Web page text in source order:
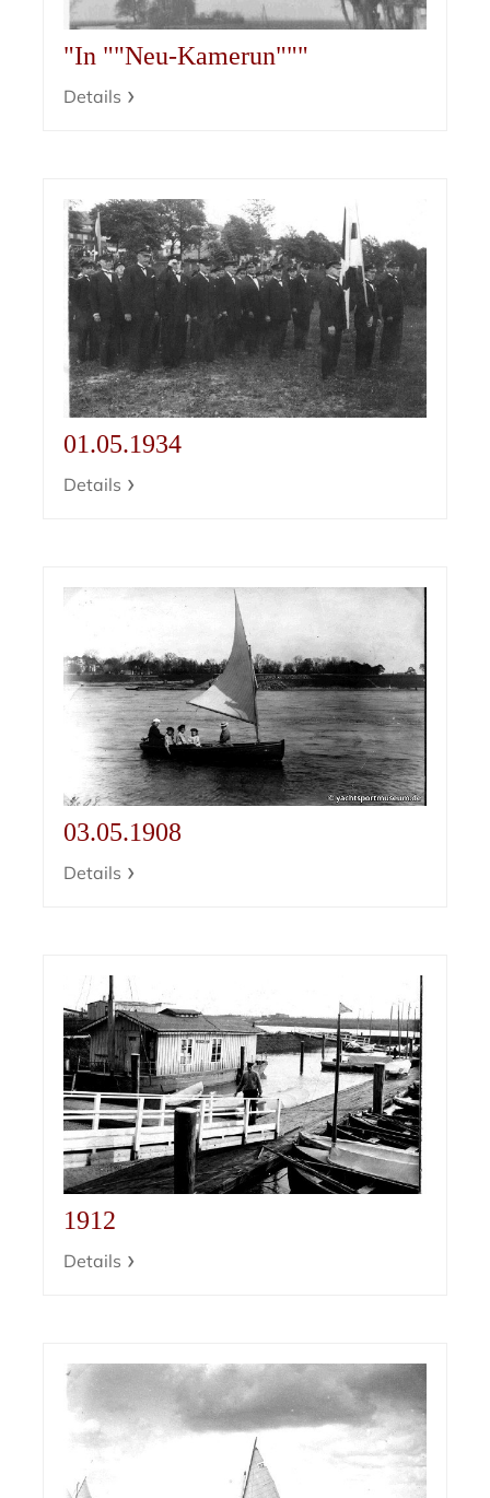
"In ""Neu-Kamerun"""
Details
01.05.1934
Details
03.05.1908
Details
1912
Details